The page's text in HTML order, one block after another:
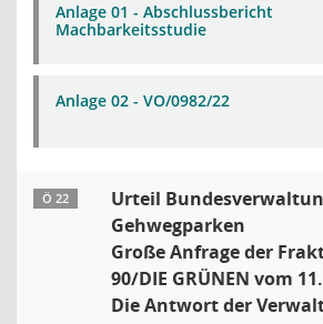
Anlage 01 - Abschlussbericht
Machbarkeitsstudie
Anlage 02 - VO/0982/22
Ö 22
Urteil
Gehwegparken
Große Anfrage der
90/DIE GRÜNEN vom
Die Antwort der